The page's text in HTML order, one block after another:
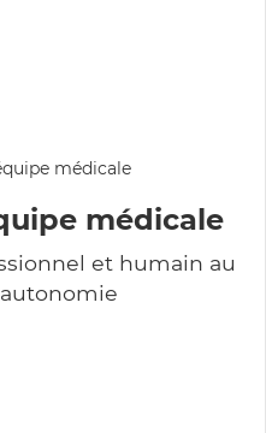
médicale
et humain au